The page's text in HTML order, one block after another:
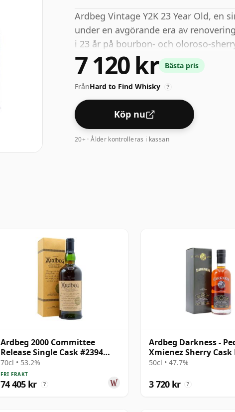
Ardbeg Vintage Y2K 23 Year Old, en
under en avgörande era av
i 23 år på bourbon- och oloroso-
sotig underton. På näsan är toner av
framträdande, medan smakerna
valnötter.
7 120 kr Bästa pris
FrånHard to Find Whisky ?
Köp nu
20+ · Ålder kontrolleras i kassan
Ardbeg 2000 Committee
Release Single Cask #2394
1976 23 år gammal
70cl • 53.2%
FRI FRAKT
74 405 kr ?
Ardbeg Darkness -
Xmienez Sherry Cask
Single 14 år gammal
50cl • 47.7%
3 720 kr ?